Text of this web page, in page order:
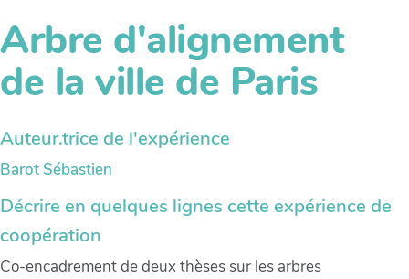
Arbre d'alignement
de la ville de Paris
Auteur.trice de l'expérience
Barot Sébastien
Décrire en quelques lignes cette expérience de
coopération
Co-encadrement de deux thèses sur les arbres